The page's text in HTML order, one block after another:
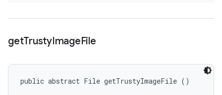
getTrustyImageFile
public abstract File getTrustyImageFile ()